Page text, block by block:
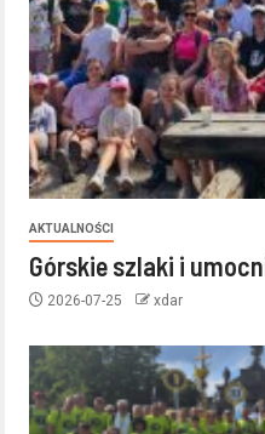
AKTUALNOŚCI
Górskie szlaki i
2026-07-25 xdar